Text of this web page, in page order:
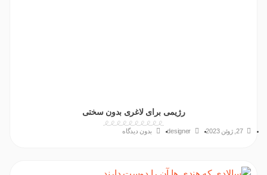
رژیمی برای لاغری بدون سختی
27, ژوئن 2023 designer بدون دیدگاه